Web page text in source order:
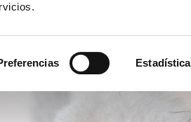
Estadística